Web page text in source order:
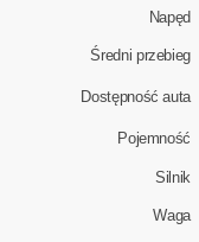
Napęd
Średni przebieg
Dostępność auta
Pojemność
Silnik
Waga